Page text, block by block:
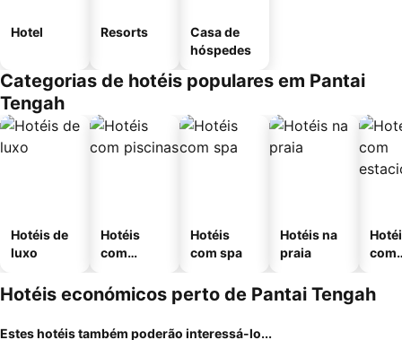
Hotel Resorts
Casa de
hóspedes
Categorias de hotéis populares em Pantai
Tengah
Hotéis de
luxo
Hotéis
com
Hotéis
com spa
Hotéis na
praia
com
Hotéis económicos perto de Pantai Tengah
Estes hotéis também poderão interessá-lo...